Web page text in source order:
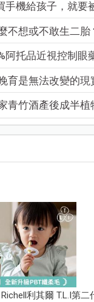
手機給孩子，就要
不想或不敢生二胎
阿托品近視控制眼
育是無法改變的現
青竹酒產後成半植
Richell利其爾 T.L.I第二